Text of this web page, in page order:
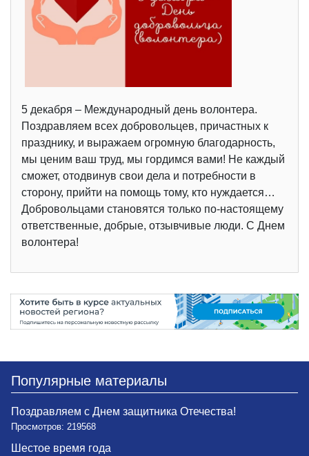
5 декабря – Международный день волонтера.
Поздравляем всех добровольцев, причастных к
празднику, и выражаем огромную благодарность,
мы ценим ваш труд, мы гордимся вами! Не каждый
сможет, отодвинув свои дела и потребности в
сторону, прийти на помощь тому, кто нуждается…
Добровольцами становятся только по-настоящему
ответственные, добрые, отзывчивые люди. С Днем
волонтера!
Популярные материалы
Поздравляем с Днем защитника Отечества!
Просмотров: 219568
Шестое время года